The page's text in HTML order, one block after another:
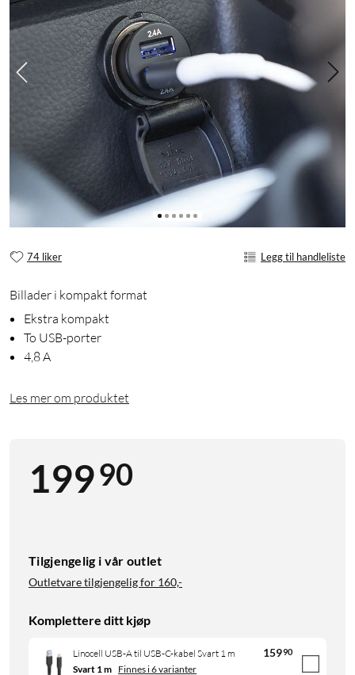
74 liker Legg til handleliste
Billader i kompakt format
Ekstra kompakt
To USB-porter
4,8 A
Les mer om produktet
19990
Tilgjengelig i vår outlet
Outletvare tilgjengelig for 160,-
Komplettere ditt kjøp
Linocell USB-A til USB-C-kabel Svart 1 m 15990
Svart 1 m Finnes i 6 varianter